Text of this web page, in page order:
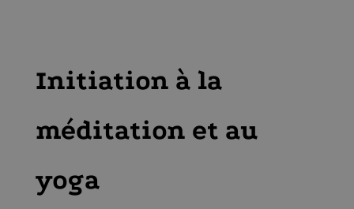
Initiation à la
méditation et au
yoga